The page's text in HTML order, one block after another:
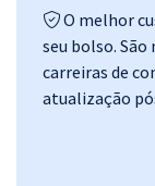
Aprovados
Atendimento
O melhor
seu bolso. São
carreiras de
atualização